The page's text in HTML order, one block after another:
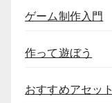
ゲーム制作入門
作って遊ぼう
おすすめアセット